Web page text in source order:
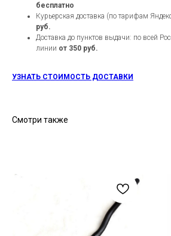
бесплатно
Курьерская доставка (по тарифам
руб.
Доставка до пунктов выдачи: по всей
линии от 350 руб.
УЗНАТЬ СТОИМОСТЬ ДОСТАВКИ
Смотри также